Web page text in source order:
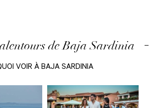
de Baja Sardinia
VOIR À BAJA SARDINIA